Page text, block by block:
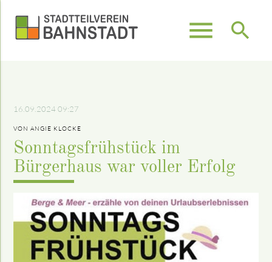
menu search
16.09.2024 09:27
VON ANGIE KLOCKE
Sonntagsfrühstück im
Bürgerhaus war voller Erfolg